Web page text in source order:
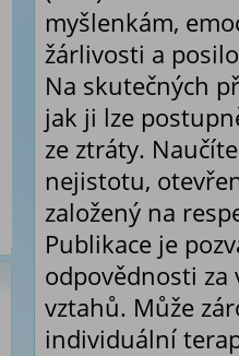
myšlenkám,
žárlivosti a
Na skutečných
jak ji lze
ze ztráty.
nejistotu,
založený na
Publikace je
odpovědnosti za
vztahů. Může
individuální